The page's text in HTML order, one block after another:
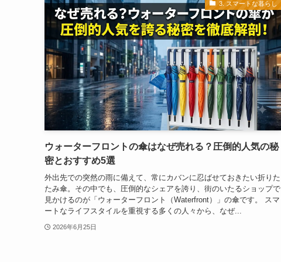
3. スマートな暮らし
ウォーターフロントの傘はなぜ売れる？圧倒的人気の秘
密とおすすめ5選
外出先での突然の雨に備えて、常にカバンに忍ばせておきたい折りた
たみ傘。その中でも、圧倒的なシェアを誇り、街のいたるショップで
見かけるのが「ウォーターフロント（Waterfront）」の傘です。 スマ
ートなライフスタイルを重視する多くの人々から、なぜ...
2026年6月25日